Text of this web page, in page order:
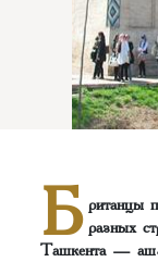
Б ританцы
разных
Ташкента —